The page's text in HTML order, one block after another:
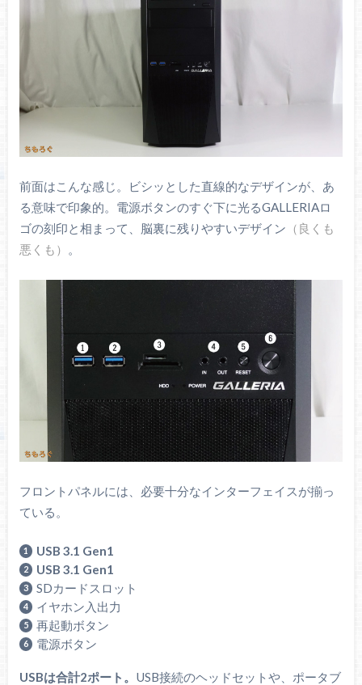
前面はこんな感じ。ビシッとした直線的なデザインが、あ
る意味で印象的。電源ボタンのすぐ下に光るGALLERIAロ
ゴの刻印と相まって、脳裏に残りやすいデザイン （良くも
悪くも）
。
フロントパネルには、必要十分なインターフェイスが揃っ
ている。
USB 3.1 Gen1
USB 3.1 Gen1
SDカードスロット
イヤホン入出力
再起動ボタン
電源ボタン
USBは合計2ポート。 USB接続のヘッドセットや、ポータブ